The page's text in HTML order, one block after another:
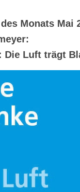
von Mitgliedern
im Literaturhaus
Monats Mai
Die Luft trägt